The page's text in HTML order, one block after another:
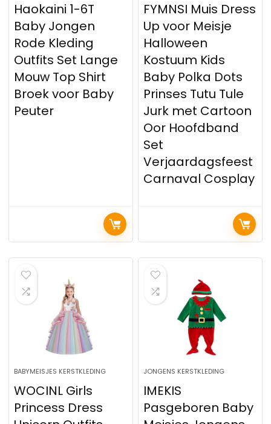
Haokaini 1-6T
Baby Jongen
Rode Kleding
Outfits Set Lange
Mouw Top Shirt
Broek voor Baby
Peuter
FYMNSI Muis Dress
Up voor Meisje
Halloween
Kostuum Kids
Baby Polka Dots
Prinses Tutu Tule
Jurk met Cartoon
Oor Hoofdband
Set
Verjaardagsfeest
Carnaval Cosplay
BABYMEISJES KERSTKLEDING
WOCINL Girls
Princess Dress
JONGENS KERSTKLEDING
IMEKIS
Pasgeboren Baby